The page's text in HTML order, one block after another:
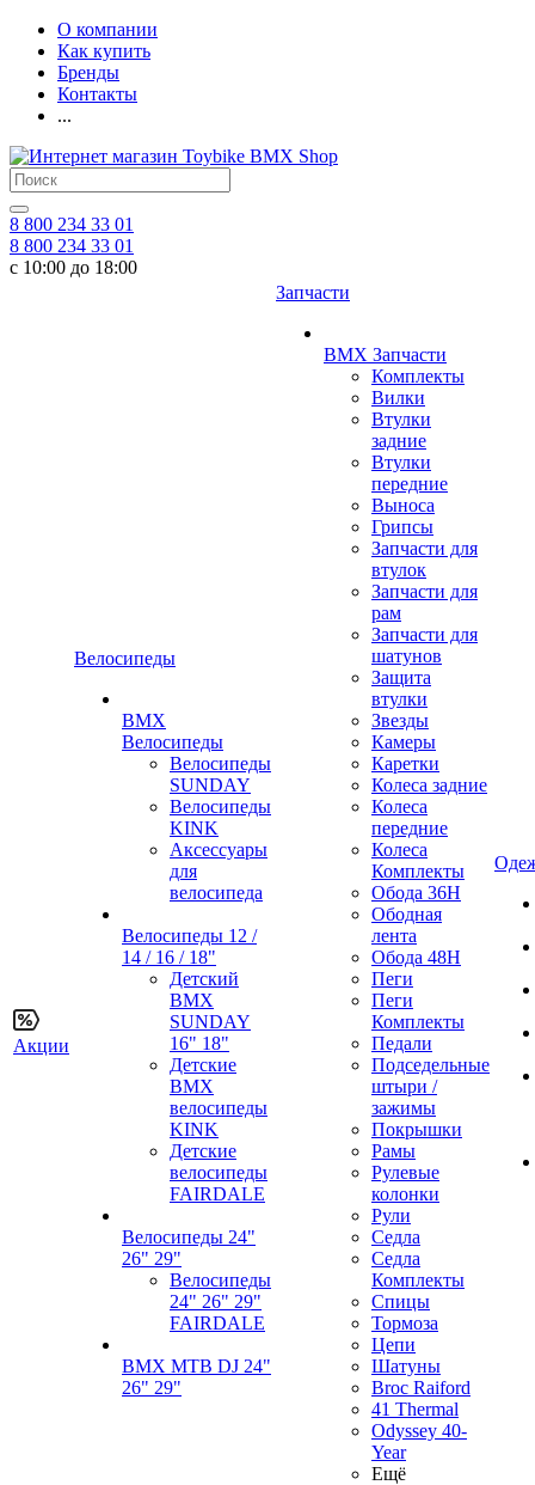
О компании
Как купить
Бренды
Контакты
...
8 800 234 33 01
8 800 234 33 01
с 10:00 до 18:00
Акции
Велосипеды
BMX
Велосипеды
Велосипеды
SUNDAY
Велосипеды
KINK
Аксессуары
для
велосипеда
Велосипеды 12 /
14 / 16 / 18"
Детский
BMX
SUNDAY
16" 18"
Детские
BMX
велосипеды
KINK
Детские
велосипеды
FAIRDALE
Велосипеды 24"
26" 29"
Велосипеды
24" 26" 29"
FAIRDALE
BMX MTB DJ 24"
26" 29"
Запчасти
BMX Запчасти
Комплекты
Вилки
Втулки
задние
Втулки
передние
Выноса
Грипсы
Запчасти для
втулок
Запчасти для
рам
Запчасти для
шатунов
Защита
втулки
Звезды
Камеры
Каретки
Колеса задние
Колеса
передние
Колеса
Комплекты
Обода 36H
Ободная
лента
Обода 48H
Пеги
Пеги
Комплекты
Педали
Подседельные
штыри /
зажимы
Покрышки
Рамы
Рулевые
колонки
Рули
Седла
Седла
Комплекты
Спицы
Тормоза
Цепи
Шатуны
Broc Raiford
41 Thermal
Odyssey 40-
Year
Ещё